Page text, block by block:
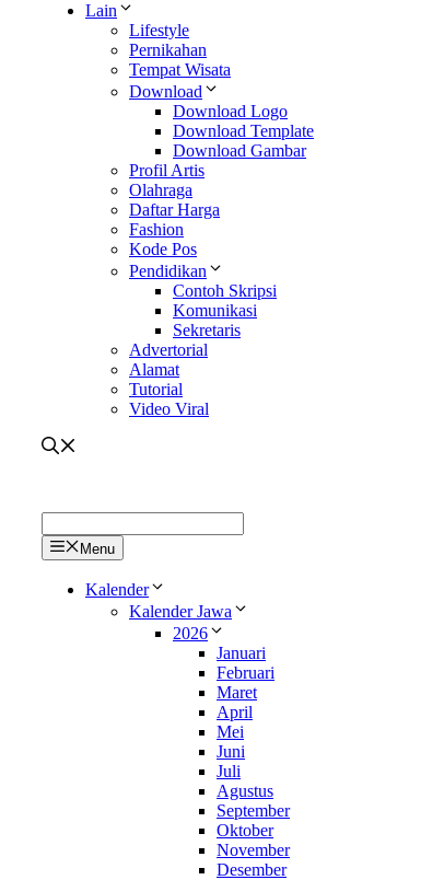
Lain
Lifestyle
Pernikahan
Tempat Wisata
Download
Download Logo
Download Template
Download Gambar
Profil Artis
Olahraga
Daftar Harga
Fashion
Kode Pos
Pendidikan
Contoh Skripsi
Komunikasi
Sekretaris
Advertorial
Alamat
Tutorial
Video Viral
Menu
Kalender
Kalender Jawa
2026
Januari
Februari
Maret
April
Mei
Juni
Juli
Agustus
September
Oktober
November
Desember